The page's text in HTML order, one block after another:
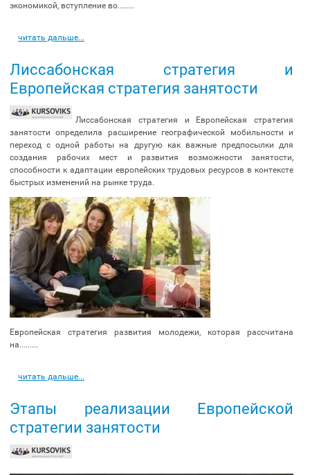
экономикой, вступление во........
читать дальше...
Лиссабонская стратегия и
Европейская стратегия занятости
Лиссабонская стратегия и Европейская стратегия
занятости определила расширение географической мобильности и
переход с одной работы на другую как важные предпосылки для
создания рабочих мест и развития возможности занятости,
способности к адаптации европейских трудовых ресурсов в контексте
быстрых изменений на рынке труда.
Европейская стратегия развития молодежи, которая рассчитана
на.........
читать дальше...
Этапы реализации Европейской
стратегии занятости